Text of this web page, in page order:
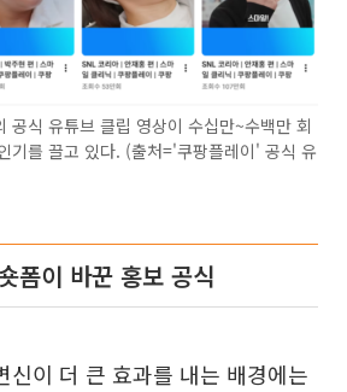
식 유튜브 클립 영상이 수십만~수백만 회
기를 끌고 있다. (출처='쿠팡플레이' 공식 유
폼이 바꾼 홍보 공식
신이 더 큰 효과를 내는 배경에는